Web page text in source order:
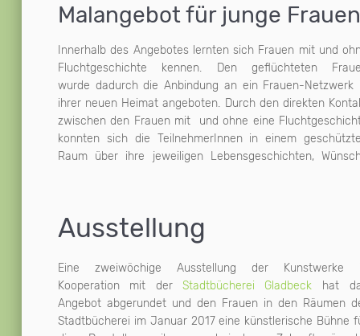
Malangebot für junge Frauen
Innerhalb des Angebotes lernten sich Frauen mit und
Fluchtgeschichte kennen. Den geflüchteten
wurde dadurch die Anbindung an ein Frauen-Netzwerk
ihrer neuen Heimat angeboten. Durch den direkten
zwischen den Frauen mit und ohne eine
konnten sich die TeilnehmerInnen in einem
Raum über ihre jeweiligen Lebensgeschichten,
und Hoffnungen austauschen und ein
füreinander entwickeln. In ihren Bildern haben die
künstlerisch dargestellt, was sie bewegt.
bekamen die TeilnehmerInnen von Farzaneh Zaim,
persischen Künstlerin, die auch eine
hat. Mit dem Mal-Angebot wurden Frauen
Alters erreicht. Im Ergebnis zeigt sich, dass
Mehrgenerationenprojekt entstanden ist, in dem
zwischen 25 und 70 Jahren aus
Deutschland, dem Iran, Italien, Mexico und
teilnahmen. Die Frauen trafen sich vom 05.09.2016 bis
Ausstellung
Eine zweiwöchige Ausstellung der Kunstwerke
Kooperation mit der Stadtbücherei Gladbeck hat
Angebot abgerundet und den Frauen in den Räumen
Stadtbücherei im Januar 2017 eine künstlerische Bühne